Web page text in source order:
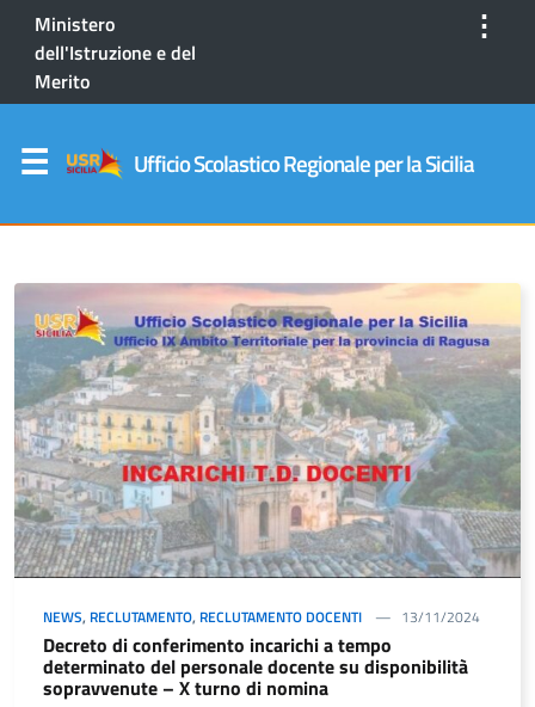
Ministero
dell'Istruzione e del
Merito
⋮
Ufficio Scolastico Regionale per la Sicilia
NEWS, RECLUTAMENTO, RECLUTAMENTO DOCENTI 13/11/2024
Decreto di conferimento incarichi a tempo
determinato del personale docente su disponibilità
sopravvenute – X turno di nomina